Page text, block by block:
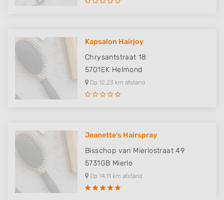
Kapsalon Hairjoy
Chrysantstraat 18
5701EK Helmond
Op 12,23 km afstand
Jeanette's Hairspray
Bisschop van Mierlostraat 49
5731GB Mierlo
Op 14,11 km afstand